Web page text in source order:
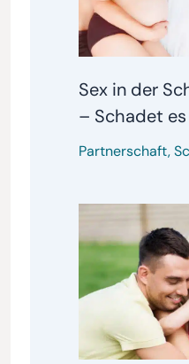
Sex in der
– Schadet
Partnerschaft,